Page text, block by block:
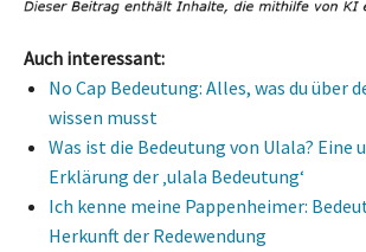
Auch interessant:
No Cap Bedeutung: Alles, was du über
wissen musst
Was ist die Bedeutung von Ulala? Eine
Erklärung der ‚ulala Bedeutung‘
Ich kenne meine Pappenheimer:
Herkunft der Redewendung